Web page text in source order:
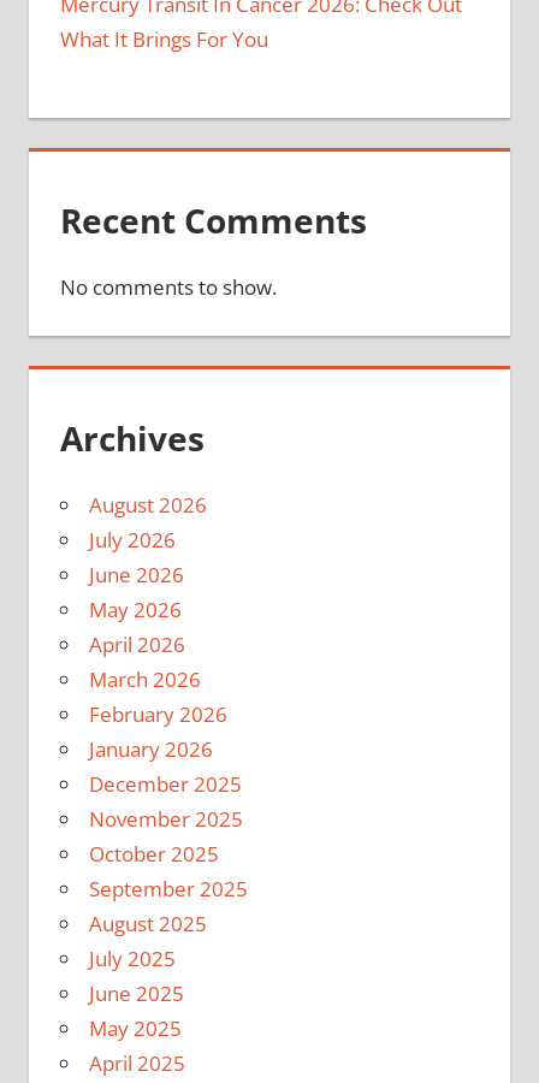
What It Brings For You
Recent Comments
No comments to show.
Archives
August 2026
July 2026
June 2026
May 2026
April 2026
March 2026
February 2026
January 2026
December 2025
November 2025
October 2025
September 2025
August 2025
July 2025
June 2025
May 2025
April 2025